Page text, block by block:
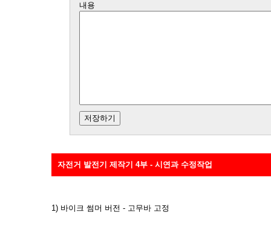
내용
자전거 발전기 제작기 4부 - 시연과 수정작업
1) 바이크 썸머 버전 - 고무바 고정